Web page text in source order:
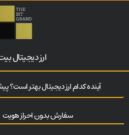
ارز‌ دیجیتال
آینده کدام ارز دیجیتال بهتر است؟
سفارش بدون احراز هویت